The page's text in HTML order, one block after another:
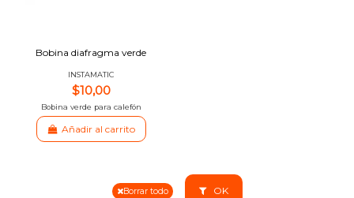
Bobina diafragma verde
INSTAMATIC
$10,00
Bobina verde para calefón
Añadir al carrito
Borrar todo OK